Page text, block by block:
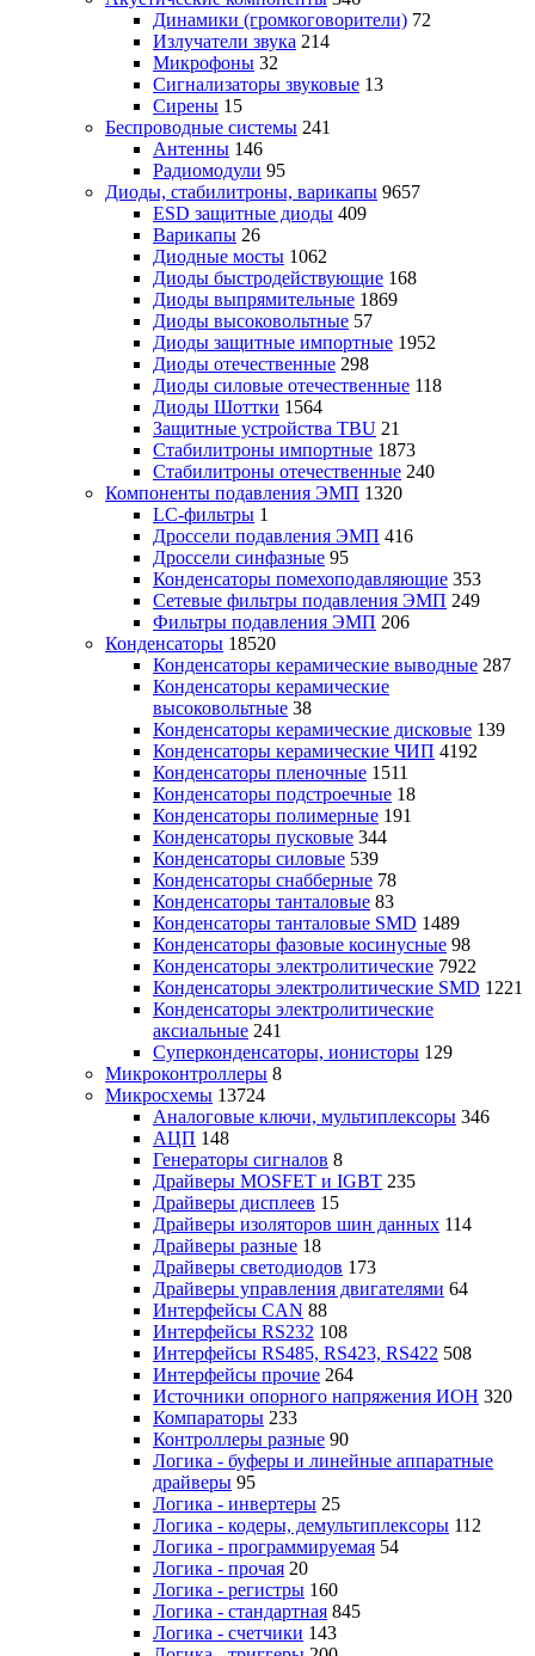
Динамики (громкоговорители) 72
Излучатели звука 214
Микрофоны 32
Сигнализаторы звуковые 13
Сирены 15
Беспроводные системы 241
Антенны 146
Радиомодули 95
Диоды, стабилитроны, варикапы 9657
ESD защитные диоды 409
Варикапы 26
Диодные мосты 1062
Диоды быстродействующие 168
Диоды выпрямительные 1869
Диоды высоковольтные 57
Диоды защитные импортные 1952
Диоды отечественные 298
Диоды силовые отечественные 118
Диоды Шоттки 1564
Защитные устройства TBU 21
Стабилитроны импортные 1873
Стабилитроны отечественные 240
Компоненты подавления ЭМП 1320
LC-фильтры 1
Дроссели подавления ЭМП 416
Дроссели синфазные 95
Конденсаторы помехоподавляющие 353
Сетевые фильтры подавления ЭМП 249
Фильтры подавления ЭМП 206
Конденсаторы 18520
Конденсаторы керамические выводные 287
Конденсаторы керамические
высоковольтные 38
Конденсаторы керамические дисковые 139
Конденсаторы керамические ЧИП 4192
Конденсаторы пленочные 1511
Конденсаторы подстроечные 18
Конденсаторы полимерные 191
Конденсаторы пусковые 344
Конденсаторы силовые 539
Конденсаторы снабберные 78
Конденсаторы танталовые 83
Конденсаторы танталовые SMD 1489
Конденсаторы фазовые косинусные 98
Конденсаторы электролитические 7922
Конденсаторы электролитические SMD 1221
Конденсаторы электролитические
аксиальные 241
Суперконденсаторы, ионисторы 129
Микроконтроллеры 8
Микросхемы 13724
Аналоговые ключи, мультиплексоры 346
АЦП 148
Генераторы сигналов 8
Драйверы MOSFET и IGBT 235
Драйверы дисплеев 15
Драйверы изоляторов шин данных 114
Драйверы разные 18
Драйверы светодиодов 173
Драйверы управления двигателями 64
Интерфейсы CAN 88
Интерфейсы RS232 108
Интерфейсы RS485, RS423, RS422 508
Интерфейсы прочие 264
Источники опорного напряжения ИОН 320
Компараторы 233
Контроллеры разные 90
Логика - буферы и линейные аппаратные
драйверы 95
Логика - инвертеры 25
Логика - кодеры, демультиплексоры 112
Логика - программируемая 54
Логика - прочая 20
Логика - регистры 160
Логика - стандартная 845
Логика - счетчики 143